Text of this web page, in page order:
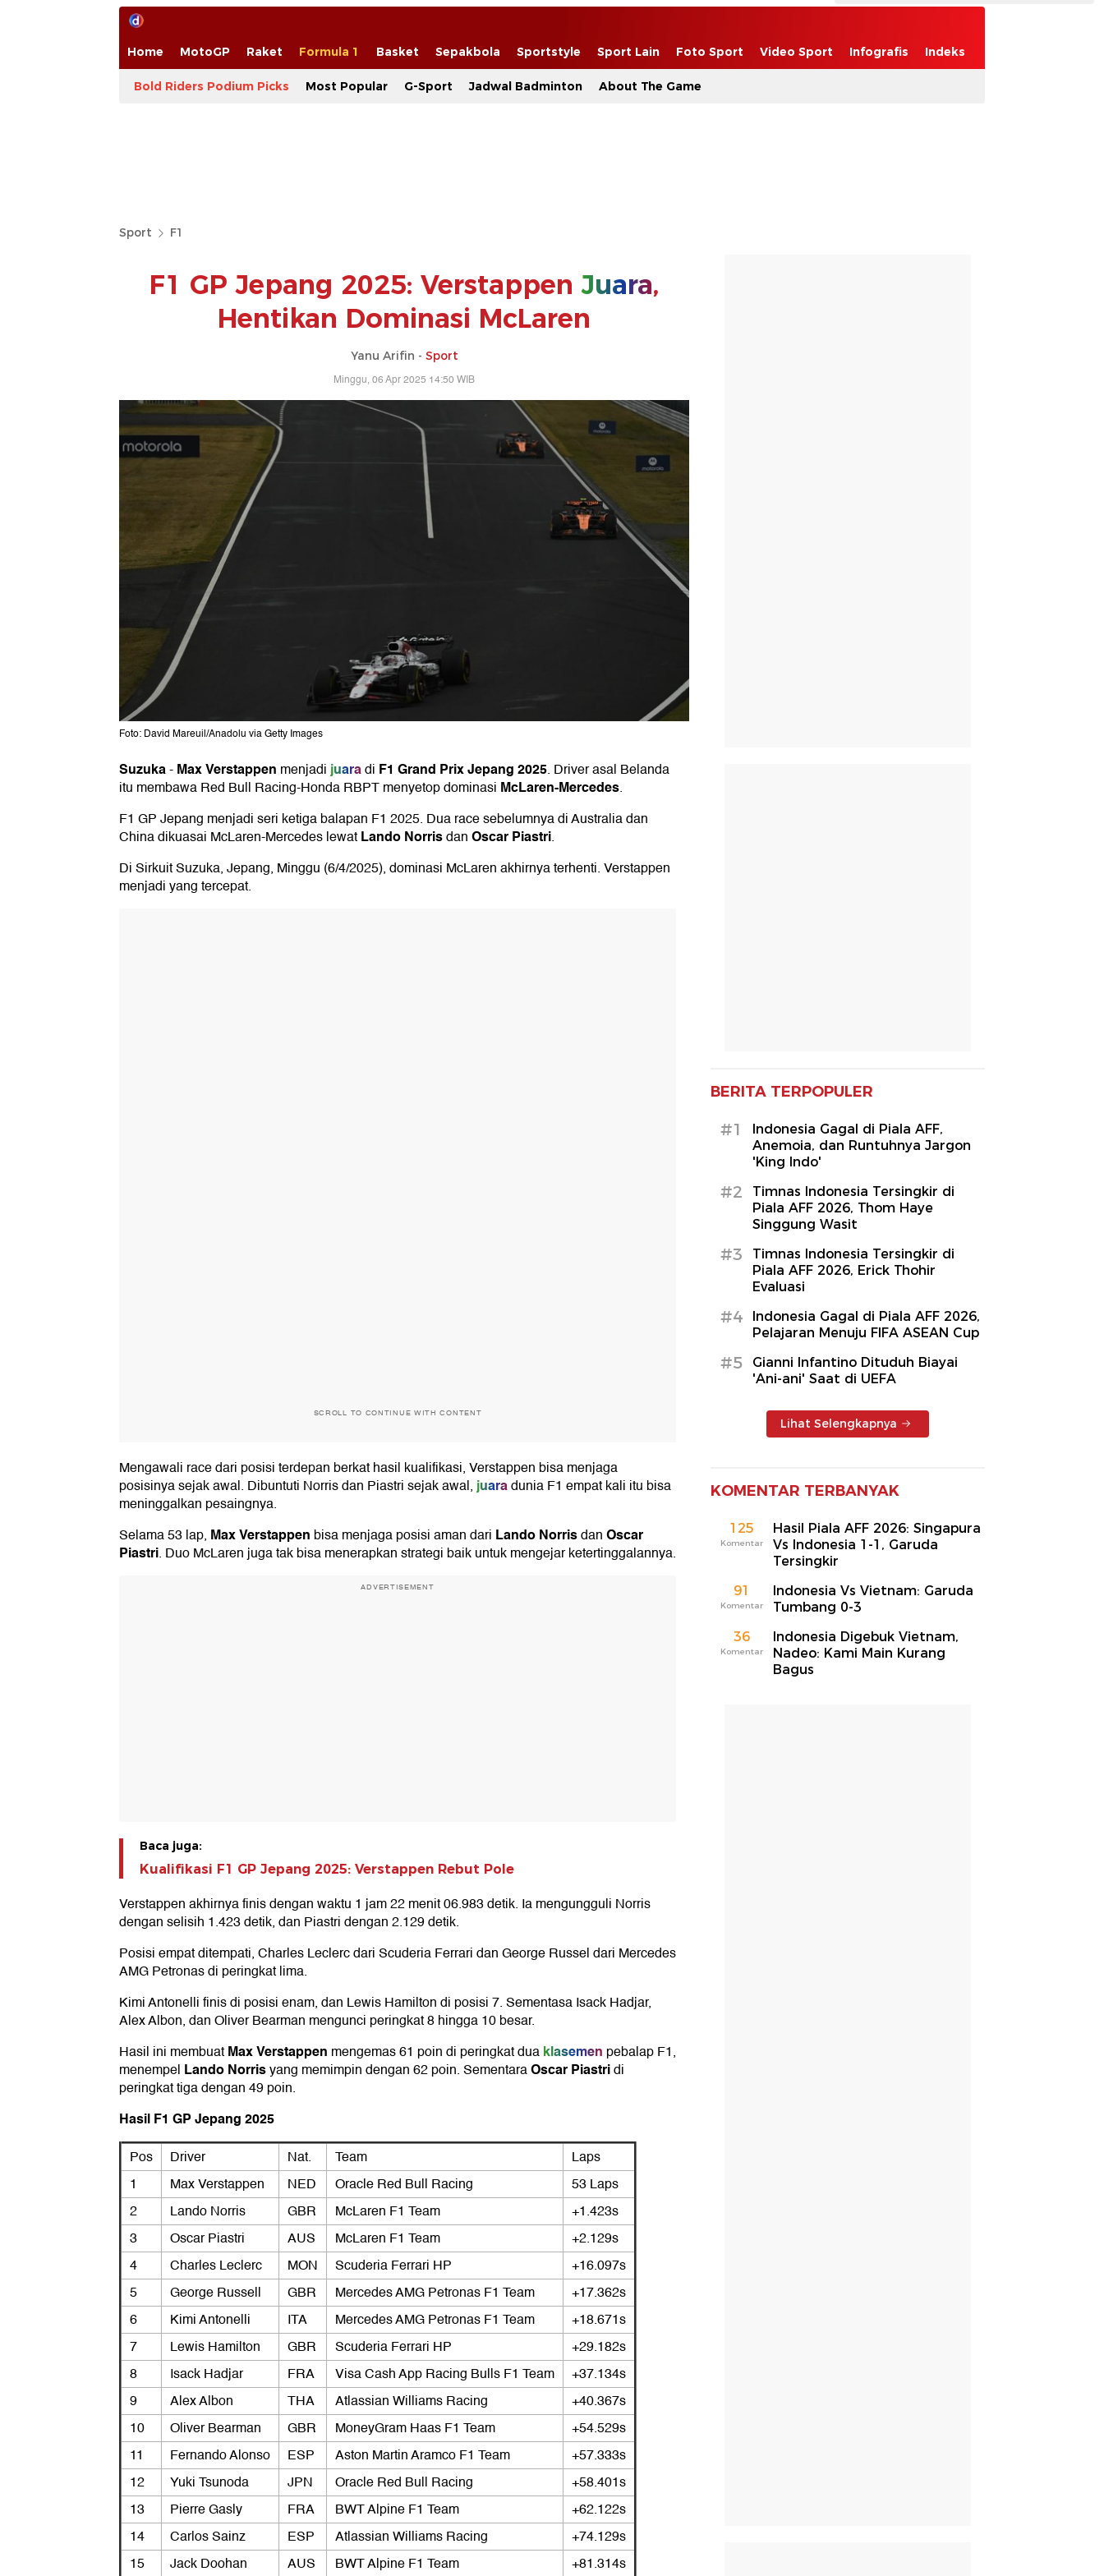
Home MotoGP Raket Formula 1 Basket Sepakbola Sportstyle Sport Lain Foto Sport Video Sport Infografis Indeks
Bold Riders Podium Picks Most Popular G-Sport Jadwal Badminton About The Game
Sport F1
F1 GP Jepang 2025: Verstappen Juara,
Hentikan Dominasi McLaren
Yanu Arifin - Sport
Minggu, 06 Apr 2025 14:50 WIB
Foto: David Mareuil/Anadolu via Getty Images
Suzuka-Max Verstappen menjadijuaradi F1 Grand Prix Jepang 2025. Driver asal Belanda
itu membawa Red Bull Racing-Honda RBPT menyetop dominasi McLaren-Mercedes.
F1 GP Jepang menjadi seri ketiga balapan F1 2025. Dua race sebelumnya di Australia dan
China dikuasai McLaren-Mercedes lewatLando NorrisdanOscar Piastri.
Di Sirkuit Suzuka, Jepang, Minggu (6/4/2025), dominasi McLaren akhirnya terhenti. Verstappen
menjadi yang tercepat.
SCROLL TO CONTINUE WITH CONTENT
Mengawali race dari posisi terdepan berkat hasil kualifikasi, Verstappen bisa menjaga
posisinya sejak awal. Dibuntuti Norris dan Piastri sejak awal,juaradunia F1 empat kali itu bisa
meninggalkan pesaingnya.
Selama 53 lap, Max Verstappen bisa menjaga posisi aman dari Lando NorrisdanOscar
Piastri. Duo McLaren juga tak bisa menerapkan strategi baik untuk mengejar ketertinggalannya.
ADVERTISEMENT
Baca juga:
Kualifikasi F1 GP Jepang 2025: Verstappen Rebut Pole
Verstappen akhirnya finis dengan waktu 1 jam 22 menit 06.983 detik. Ia mengungguli Norris
dengan selisih 1.423 detik, dan Piastri dengan 2.129 detik.
Posisi empat ditempati, Charles Leclerc dari Scuderia Ferrari dan George Russel dari Mercedes
AMG Petronas di peringkat lima.
Kimi Antonelli finis di posisi enam, dan Lewis Hamilton di posisi 7. Sementasa Isack Hadjar,
Alex Albon, dan Oliver Bearman mengunci peringkat 8 hingga 10 besar.
Hasil ini membuatMax Verstappen mengemas 61 poin di peringkat duaklasemen pebalap F1,
menempel Lando Norrisyang memimpin dengan 62 poin. SementaraOscar Piastridi
peringkat tiga dengan 49 poin.
Hasil F1 GP Jepang 2025
Pos Driver Nat. Team
Laps
1
Max Verstappen NED Oracle Red Bull Racing
53 Laps
2
Lando Norris GBR McLaren F1 Team
+1.423s
3
Oscar Piastri AUS McLaren F1 Team
+2.129s
4
Charles Leclerc MON Scuderia Ferrari HP
+16.097s
5
George Russell GBR Mercedes AMG Petronas F1 Team
+17.362s
6
Kimi Antonelli ITA Mercedes AMG Petronas F1 Team
+18.671s
7
Lewis Hamilton GBR Scuderia Ferrari HP
+29.182s
8
Isack Hadjar FRA Visa Cash App Racing Bulls F1 Team
+37.134s
9
Alex Albon THA Atlassian Williams Racing
+40.367s
10
Oliver Bearman GBR MoneyGram Haas F1 Team
+54.529s
11
Fernando Alonso ESP Aston Martin Aramco F1 Team
+57.333s
12
Yuki Tsunoda JPN Oracle Red Bull Racing
+58.401s
13
Pierre Gasly FRA BWT Alpine F1 Team
+62.122s
14
Carlos Sainz ESP Atlassian Williams Racing
+74.129s
15
Jack Doohan AUS BWT Alpine F1 Team +81.314s
BERITA TERPOPULER
#1
Indonesia Gagal di Piala AFF,
Anemoia, dan Runtuhnya Jargon
'King Indo'
#2
Timnas Indonesia Tersingkir di
Piala AFF 2026, Thom Haye
Singgung Wasit
#3
Timnas Indonesia Tersingkir di
Piala AFF 2026, Erick Thohir
Evaluasi
#4
Indonesia Gagal di Piala AFF 2026,
Pelajaran Menuju FIFA ASEAN Cup
#5
Gianni Infantino Dituduh Biayai
'Ani-ani' Saat di UEFA
Lihat Selengkapnya
KOMENTAR TERBANYAK
125
Komentar
Hasil Piala AFF 2026: Singapura
Vs Indonesia 1-1, Garuda
Tersingkir
91
Komentar
Indonesia Vs Vietnam: Garuda
Tumbang 0-3
36
Komentar
Indonesia Digebuk Vietnam,
Nadeo: Kami Main Kurang
Bagus